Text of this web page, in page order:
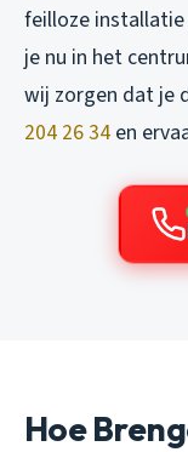
feilloze installatie
je nu in het
wij zorgen dat je
204 26 34 en
Hoe